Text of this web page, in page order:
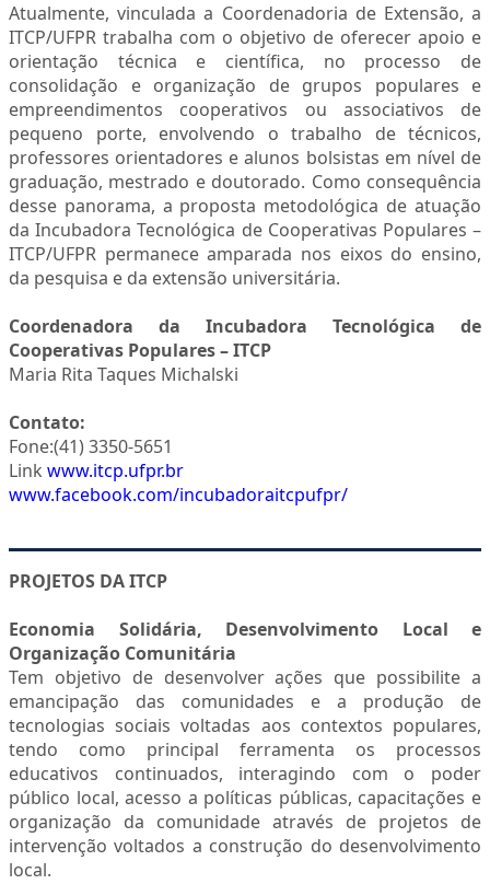
Atualmente, vinculada a Coordenadoria de Extensão, a
ITCP/UFPR trabalha com o objetivo de oferecer apoio e
orientação técnica e científica, no processo de
consolidação e organização de grupos populares e
empreendimentos cooperativos ou associativos de
pequeno porte, envolvendo o trabalho de técnicos,
professores orientadores e alunos bolsistas em nível de
graduação, mestrado e doutorado. Como consequência
desse panorama, a proposta metodológica de atuação
da Incubadora Tecnológica de Cooperativas Populares –
ITCP/UFPR permanece amparada nos eixos do ensino,
da pesquisa e da extensão universitária.
Coordenadora da Incubadora Tecnológica de
Cooperativas Populares – ITCP
Maria Rita Taques Michalski
Contato:
Fone:(41) 3350-5651
Link www.itcp.ufpr.br
www.facebook.com/incubadoraitcpufpr/
PROJETOS DA ITCP
Economia Solidária, Desenvolvimento Local e
Organização Comunitária
Tem objetivo de desenvolver ações que possibilite a
emancipação das comunidades e a produção de
tecnologias sociais voltadas aos contextos populares,
tendo como principal ferramenta os processos
educativos continuados, interagindo com o poder
público local, acesso a políticas públicas, capacitações e
organização da comunidade através de projetos de
intervenção voltados a construção do desenvolvimento
local.